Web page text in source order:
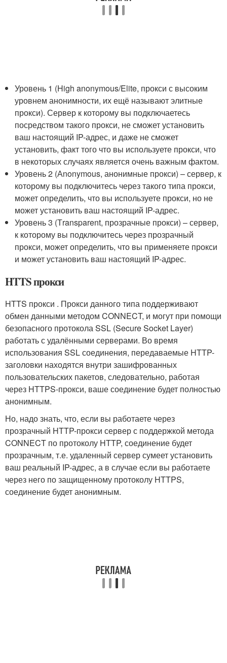
Уровень 1 (High anonymous/Elite, прокси с высоким
уровнем анонимности, их ещё называют элитные
прокси). Сервер к которому вы подключаетесь
посредством такого прокси, не сможет установить
ваш настоящий IP-адрес, и даже не сможет
установить, факт того что вы используете прокси, что
в некоторых случаях является очень важным фактом.
Уровень 2 (Аnonymous, анонимные прокси) – сервер, к
которому вы подключитесь через такого типа прокси,
может определить, что вы используете прокси, но не
может установить ваш настоящий IP-адрес.
Уровень 3 (Тransparent, прозрачные прокси) – сервер,
к которому вы подключитесь через прозрачный
прокси, может определить, что вы применяете прокси
и может установить ваш настоящий IP-адрес.
HTTS прокси
HTTS прокси . Прокси данного типа поддерживают
обмен данными методом CONNECT, и могут при помощи
безопасного протокола SSL (Secure Socket Layer)
работать с удалёнными серверами. Во время
использования SSL соединения, передаваемые HTTP-
заголовки находятся внутри зашифрованных
пользовательских пакетов, следовательно, работая
через HTTPS-прокси, ваше соединение будет полностью
анонимным.
Но, надо знать, что, если вы работаете через
прозрачный HTTP-прокси сервер с поддержкой метода
CONNECT по протоколу HTTP, соединение будет
прозрачным, т.е. удаленный сервер сумеет установить
ваш реальный IP-адрес, а в случае если вы работаете
через него по защищенному протоколу HTTPS,
соединение будет анонимным.